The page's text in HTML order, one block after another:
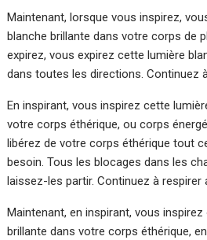
Maintenant, lorsque vous inspirez,
blanche brillante dans votre corps de
expirez, vous expirez cette lumière
dans toutes les directions. Continuez
En inspirant, vous inspirez cette
votre corps éthérique, ou corps
libérez de votre corps éthérique tout
besoin. Tous les blocages dans les
laissez-les partir. Continuez à respirer
Maintenant, en inspirant, vous inspirez
brillante dans votre corps éthérique,